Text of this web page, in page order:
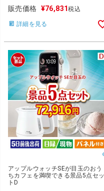
販売価格 ¥76,831税込
詳細を見る
アップルウォッチSEが目玉のおう
ちカフェを満喫できる景品5点セッ
トD